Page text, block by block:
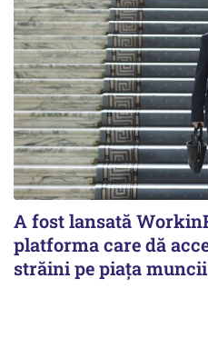
A fost lansată
platforma care dă
străini pe piața